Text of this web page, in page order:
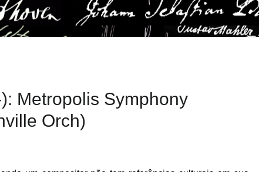
Metropolis Symphony
Orch)